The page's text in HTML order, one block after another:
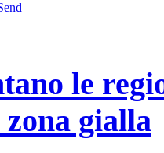
le
zona gialla